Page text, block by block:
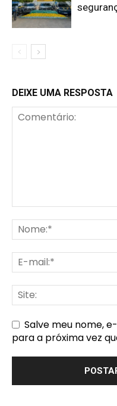
DEIXE UMA RESPOSTA
Salve meu nome,
para a próxima vez